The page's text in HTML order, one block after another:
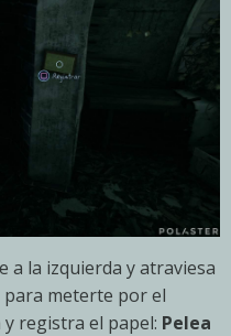
a la izquierda y atraviesa
meterte por el
registra el papel: Pelea